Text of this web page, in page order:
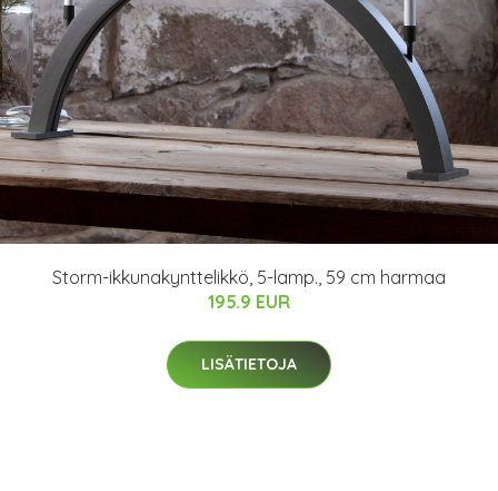
Storm-ikkunakynttelikkö, 5-lamp., 59 cm harmaa
195.9 EUR
LISÄTIETOJA